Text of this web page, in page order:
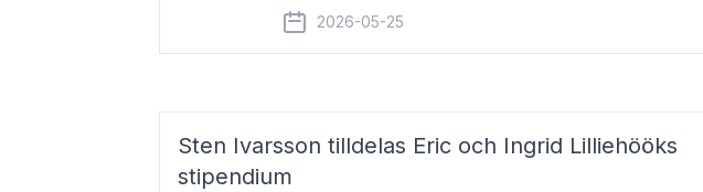
tilldelas Bernadottepriset 2026 för att den under ett kvarts
sekel gjort re
2026-05-25
Sten Ivarsson tilldelas Eric och Ingrid Lilliehööks
stipendium